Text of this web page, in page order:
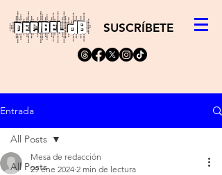
SUSCRÍBETE
Entrada
All Posts
All Posts
Mesa de redacción
29 ene 2024 2 min de lectura